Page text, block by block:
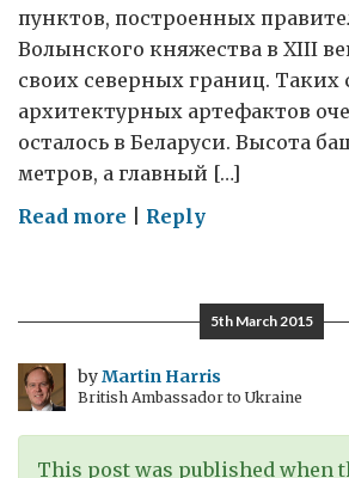
пунктов, построенных
Волынского княжества в XIII
своих северных границ. Таких
архитектурных артефактов
осталось в Беларуси. Высота
метров, а главный […]
Read more onReply
5th March 2015
byMartin Harris
British Ambassador to Ukraine
This post was published when